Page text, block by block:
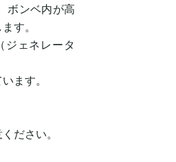
ボンベ内が高
す。
ジェネレータ
ます。
ださい。